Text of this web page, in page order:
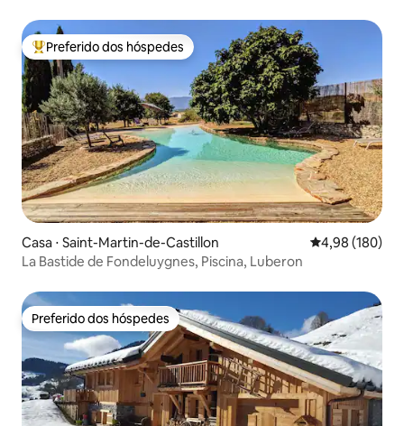
Entre os melhores preferidos dos hóspedes
Preferido dos hóspedes
Casa ⋅ Saint-Martin-de-Castillon 4,98 de uma
4,98 (180)
La Bastide de Fondeluygnes, Piscina, Luberon
Preferido dos hóspedes
Preferido dos hóspedes